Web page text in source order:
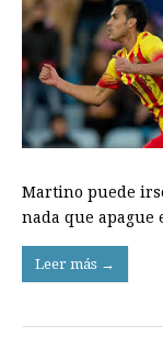
Martino puede
nada que apague
Leer más →